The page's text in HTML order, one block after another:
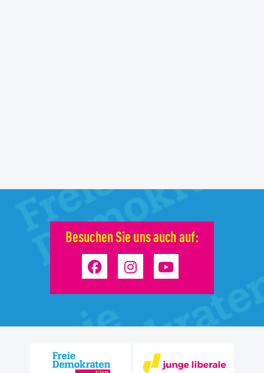
Besuchen Sie uns auch auf: